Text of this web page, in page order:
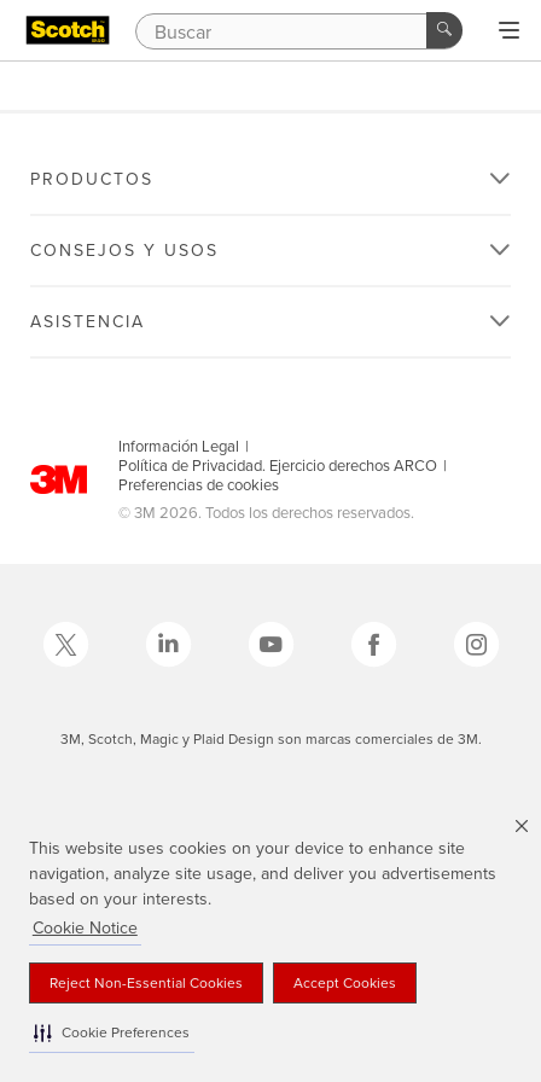
This website uses cookies on your device to enhance site
navigation, analyze site usage, and deliver you advertisements
based on your interests.
Cookie Notice
Reject Non-Essential Cookies Accept Cookies
Cookie Preferences
PRODUCTOS
CONSEJOS Y USOS
ASISTENCIA
Información Legal |
Política de Privacidad. Ejercicio derechos ARCO |
Preferencias de cookies
© 3M 2026. Todos los derechos reservados.
3M, Scotch, Magic y Plaid Design son marcas comerciales de 3M.